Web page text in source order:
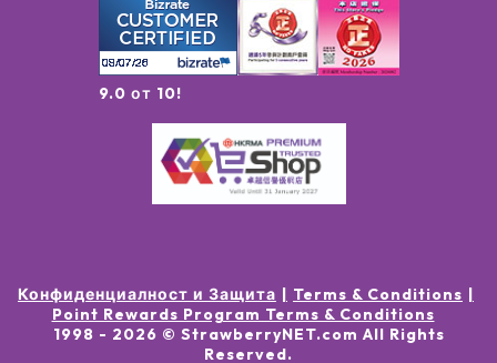
9.0 от 10!
Конфиденциалност и Защита
Terms & Conditions
Point Rewards Program Terms & Conditions
1998 - 2026 © StrawberryNET.com All Rights
Reserved.